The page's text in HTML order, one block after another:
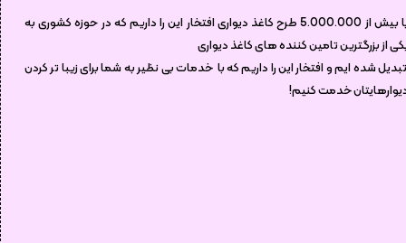
با بیش از 5.000.000 طرح کاغذ دیواری افتخار این را داریم که در حوزه کشوری به
از بزرگترین تامین کننده های کاغذ دیواری
شده ایم و افتخار این را داریم که با خدمات بی نظیر به شما برای زیبا تر کردن
خدمت کنیم!